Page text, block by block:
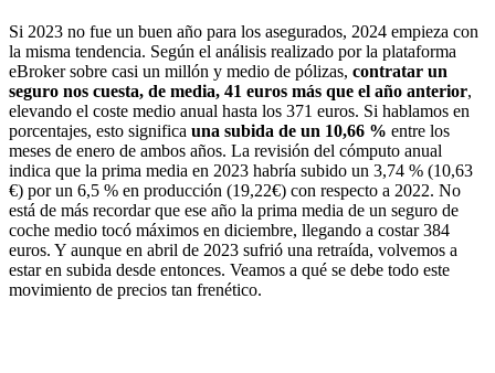
Si 2023 no fue un buen año para los asegurados, 2024 empieza con
la misma tendencia. Según el análisis realizado por la plataforma
eBroker sobre casi un millón y medio de pólizas, contratar un
seguro nos cuesta, de media, 41 euros más que el año anterior,
elevando el coste medio anual hasta los 371 euros. Si hablamos en
porcentajes, esto significa una subida de un 10,66 % entre los
meses de enero de ambos años. La revisión del cómputo anual
indica que la prima media en 2023 habría subido un 3,74 % (10,63
€) por un 6,5 % en producción (19,22€) con respecto a 2022. No
está de más recordar que ese año la prima media de un seguro de
coche medio tocó máximos en diciembre, llegando a costar 384
euros. Y aunque en abril de 2023 sufrió una retraída, volvemos a
estar en subida desde entonces. Veamos a qué se debe todo este
movimiento de precios tan frenético.